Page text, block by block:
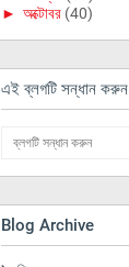
► অক্টোবর (40)
এই ব্লগটি সন্ধান করুন
Blog Archive